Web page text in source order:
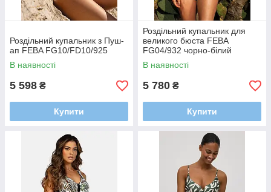
Роздільний купальник з Пуш-
ап FEBA FG10/FD10/925
В наявності
5 598 ₴
Купити
Роздільний купальник для
великого бюста FEBA
FG04/932 чорно-білий
В наявності
5 780 ₴
Купити